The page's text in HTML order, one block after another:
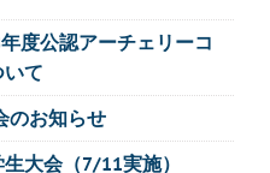
度公認アーチェリーコ
て
のお知らせ
大会（7/11実施）